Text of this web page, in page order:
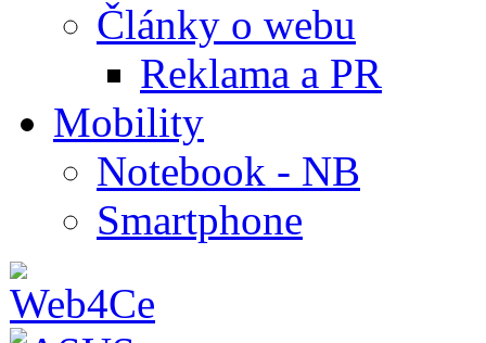
Články o webu
Reklama a PR
Mobility
Notebook - NB
Smartphone